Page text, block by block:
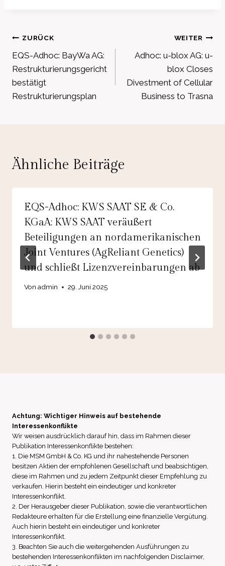
Beitragsnavigation
ZURÜCK
EQS-Adhoc: BayWa AG:
Restrukturierungsgericht
bestätigt
Restrukturierungsplan
WEITER
Adhoc: u-blox AG: u-
blox Closes
Divestment of Cellular
Business to Trasna
Ähnliche Beiträge
EQS-Adhoc: KWS SAAT SE & Co.
KGaA: KWS SAAT veräußert
Beteiligungen an nordamerikanischen
Joint Ventures (AgReliant Genetics)
und schließt Lizenzvereinbarungen ab
Von admin 29. Juni 2025
Achtung: Wichtiger Hinweis auf bestehende
Interessenkonflikte
Wir weisen ausdrücklich darauf hin, dass im Rahmen dieser
Publikation Interessenkonflikte bestehen:
1. Die MSM GmbH & Co. KG und ihr nahestehende Personen
besitzen Aktien der empfohlenen Gesellschaft und beabsichtigen,
diese im Rahmen und zu jedem Zeitpunkt dieser Empfehlung zu
verkaufen. Hierin besteht ein eindeutiger und konkreter
Interessenkonflikt.
2. Der Herausgeber dieser Publikation, sowie die verantwortlichen
Redakteure erhalten für die Erstellung eine finanzielle Vergütung.
Auch hierin besteht ein eindeutiger und konkreter
Interessenkonflikt.
3. Beachten Sie auch die weitergehenden Ausführungen zu
bestehenden Interessenkonflikten im nachfolgenden Disclaimer,